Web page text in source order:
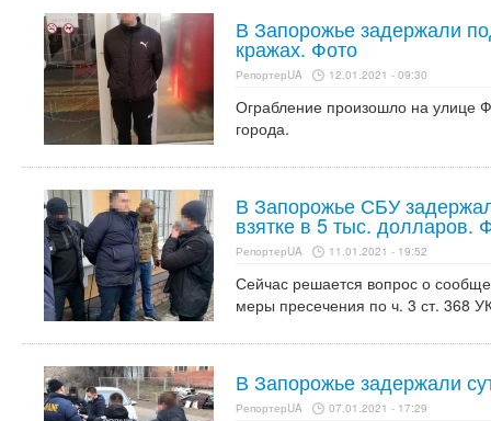
В Запорожье задержали
кражах. Фото
РепортерUA 12.01.2021 - 09:30
Ограбление произошло на улице
города.
В Запорожье СБУ
взятке в 5 тыс. долларов.
РепортерUA 11.01.2021 - 19:52
Сейчас решается вопрос о
меры пресечения по ч. 3 ст. 368
В Запорожье задержали
РепортерUA 07.01.2021 - 17:29